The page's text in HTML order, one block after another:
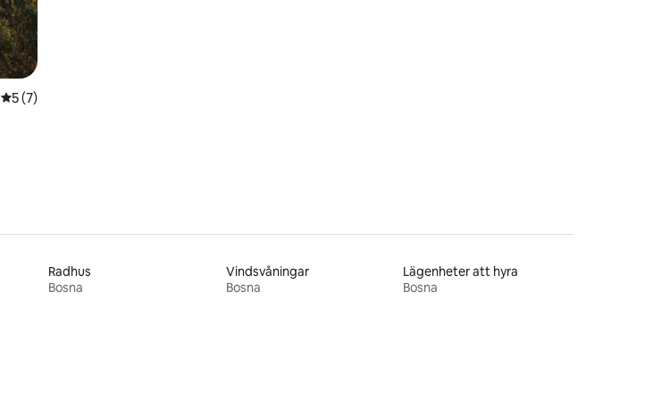
5 av 5 i genomsnittligt betyg, 7 omdömen
5 (7)
Radhus
Bosna
Vindsvåningar
Bosna
Lägenheter att hyra
Bosna